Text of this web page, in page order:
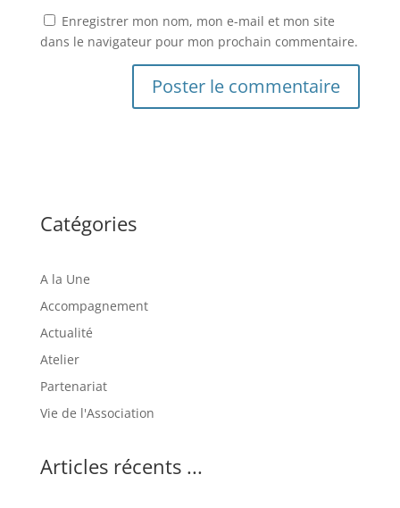
Enregistrer mon nom, mon e-mail et mon site
dans le navigateur pour mon prochain commentaire.
Catégories
A la Une
Accompagnement
Actualité
Atelier
Partenariat
Vie de l'Association
Articles récents ...